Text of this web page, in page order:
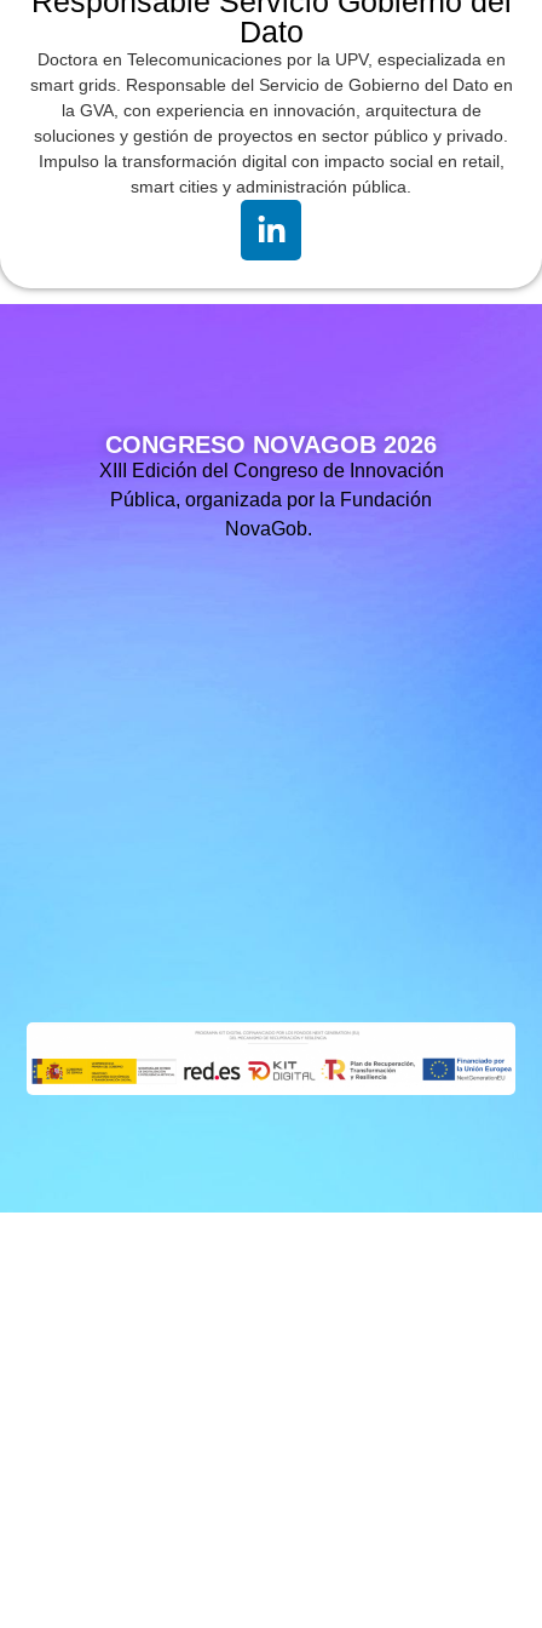
Dato
Doctora en Telecomunicaciones por la UPV, especializada en
smart grids. Responsable del Servicio de Gobierno del Dato en
la GVA, con experiencia en innovación, arquitectura de
soluciones y gestión de proyectos en sector público y privado.
Impulso la transformación digital con impacto social en retail,
smart cities y administración pública.
CONGRESO NOVAGOB 2026
XIII Edición del Congreso de Innovación
Pública, organizada por la Fundación
NovaGob.